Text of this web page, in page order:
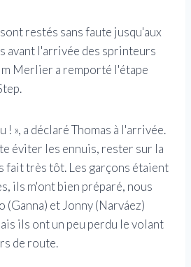
restés sans faute jusqu'aux
avant l'arrivée des sprinteurs
Merlier a remporté l'étape
! », a déclaré Thomas à l'arrivée.
éviter les ennuis, rester sur la
fait très tôt. Les garçons étaient
ils m'ont bien préparé, nous
(Ganna) et Jonny (Narváez)
ils ont un peu perdu le volant
de route.